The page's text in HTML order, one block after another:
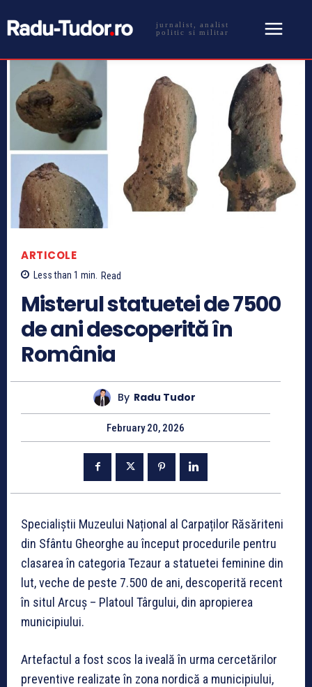
jurnalist, analist
politic si militar
ARTICOLE
Less than 1 min. Read
Misterul statuetei de 7500
de ani descoperită în
România
By Radu Tudor
February 20, 2026
Specialiștii Muzeului Național al Carpaților Răsăriteni
din Sfântu Gheorghe au început procedurile pentru
clasarea în categoria Tezaur a statuetei feminine din
lut, veche de peste 7.500 de ani, descoperită recent
în situl Arcuș – Platoul Târgului, din apropierea
municipiului.
Artefactul a fost scos la iveală în urma cercetărilor
preventive realizate în zona nordică a municipiului,